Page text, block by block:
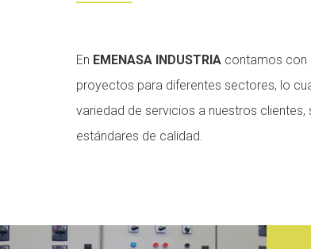
En EMENASA INDUSTRIAcontamos con
proyectos para diferentes sectores, lo
variedad de servicios a nuestros
estándares de calidad.